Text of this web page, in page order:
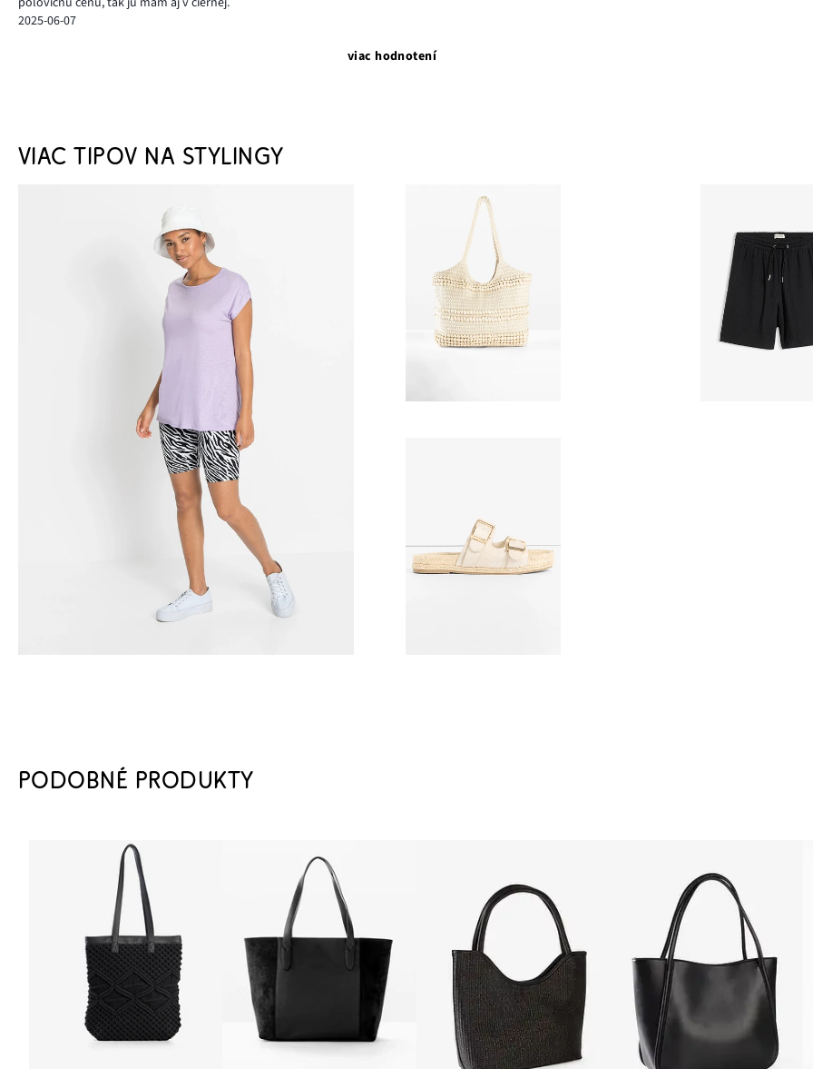
2025-06-07
viac hodnotení
VIAC TIPOV NA STYLINGY
PODOBNÉ PRODUKTY